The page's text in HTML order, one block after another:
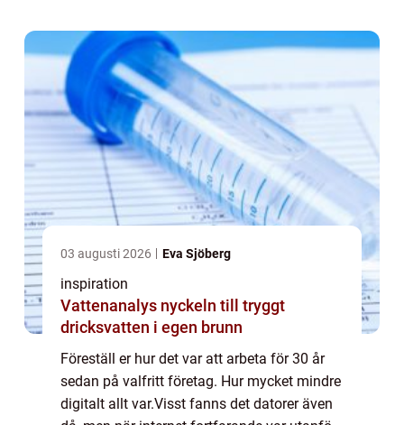
03 augusti 2026 Eva Sjöberg
inspiration
Vattenanalys nyckeln till tryggt
dricksvatten i egen brunn
Föreställ er hur det var att arbeta för 30 år
sedan på valfritt företag. Hur mycket mindre
digitalt allt var.Visst fanns det datorer även